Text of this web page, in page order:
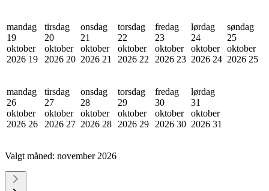
mandag
19
oktober
2026 19
tirsdag
20
oktober
2026 20
onsdag
21
oktober
2026 21
torsdag
22
oktober
2026 22
fredag
23
oktober
2026 23
lørdag
24
oktober
2026 24
søndag
25
oktober
2026 25
mandag
26
oktober
2026 26
tirsdag
27
oktober
2026 27
onsdag
28
oktober
2026 28
torsdag
29
oktober
2026 29
fredag
30
oktober
2026 30
lørdag
31
oktober
2026 31
Valgt måned: november 2026